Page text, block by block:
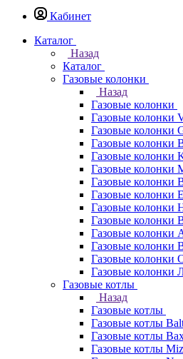
Кабинет
Каталог
Назад
Каталог
Газовые колонки
Назад
Газовые колонки
Газовые колонки
Газовые колонки
Газовые колонки
Газовые колонки
Газовые колонки
Газовые колонки
Газовые колонки
Газовые колонки
Газовые колонки
Газовые колонки
Газовые колонки
Газовые колонки
Газовые колонки
Газовые котлы
Назад
Газовые котлы
Газовые котлы
Газовые котлы
Газовые котлы